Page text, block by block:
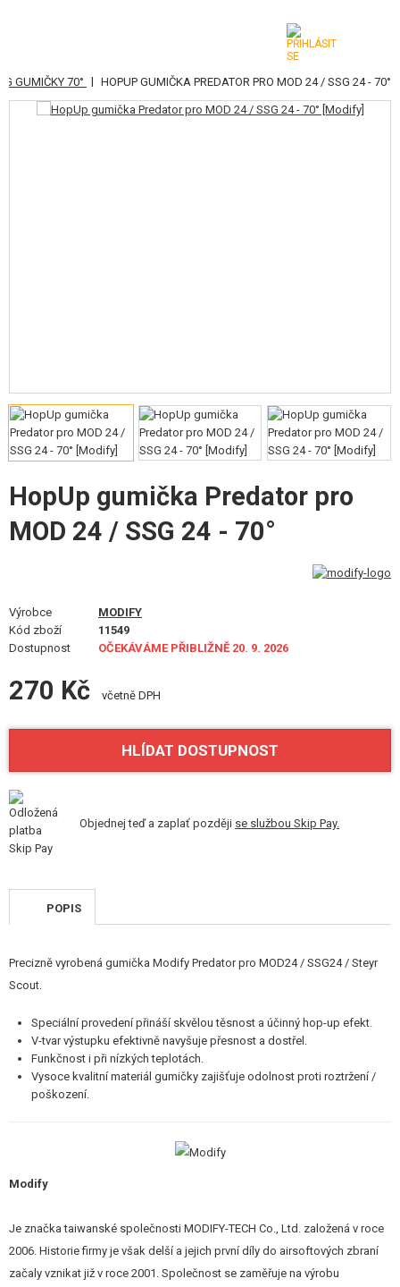
KATEGORIE
VÝSTROJ, UNIFORMY, POUZDRA
MASKOVÁNÍ, BARVY, PÁSKY
VYSÍLAČKY, HEADSETY, KAMERY
DOPLŇKY KE ZBRANÍM, POPRUHY
SERVIS A ÚDRŽBA ZBRANÍ
SEBEOBRANA, VÝCVIK, NOŽE
TERČE, STŘELNICE
OUTDOOR A BUSHCRAFT
JÍDLO
STAVEBNICE, MODELY
REKLAMNÍ PŘEDMĚTY
POŠKOZENÉ, POUŽITÉ ZBOŽÍ
SLEVY, AKCE
KONTAKT
GUMIČKY 70° | HOPUP GUMIČKA PREDATOR PRO MOD 24 / SSG 24 - 70°
HopUp gumička Predator pro
MOD 24 / SSG 24 - 70°
Výrobce
MODIFY
Kód zboží
11549
Dostupnost
OČEKÁVÁME PŘIBLIŽNĚ 20. 9. 2026
270 Kč včetně DPH
HLÍDAT DOSTUPNOST
Objednej teď a zaplať později se službou Skip Pay.
POPIS
Precizně vyrobená gumička Modify Predator pro MOD24 / SSG24 / Steyr
Scout.
Speciální provedení přináší skvělou těsnost a účinný hop-up efekt.
V-tvar výstupku efektivně navyšuje přesnost a dostřel.
Funkčnost i při nízkých teplotách.
Vysoce kvalitní materiál gumičky zajišťuje odolnost proti roztržení /
poškození.
Modify
Je značka taiwanské společnosti MODIFY-TECH Co., Ltd. založená v roce
2006. Historie firmy je však delší a jejich první díly do airsoftových zbraní
začaly vznikat již v roce 2001. Společnost se zaměřuje na výrobu